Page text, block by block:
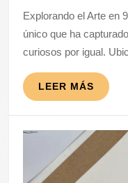
95
Un
Espacio
de
Artística
Explorando el Arte en
único que ha
curiosos por igual.
LEER MÁS LEER
MÁS